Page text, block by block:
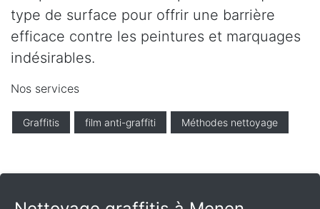
type de surface pour offrir une barrière
efficace contre les peintures et marquages
indésirables.
Nos services
Graffitis film anti-graffiti Méthodes nettoyage